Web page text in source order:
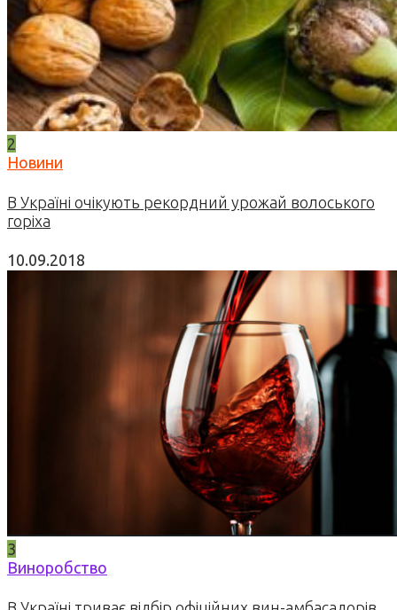
2
Новини
В Україні очікують рекордний урожай волоського
горіха
10.09.2018
3
Виноробство